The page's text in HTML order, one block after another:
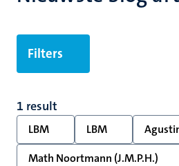
Filters
1 result
LBM LBM
Math Noortmann (J.M.P.H.)